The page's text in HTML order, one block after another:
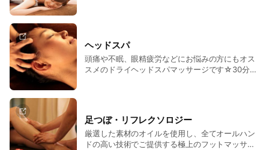
ヘッドスパ
頭痛や不眠、眼精疲労などにお悩みの方にもオス
スメのドライヘッドスパマッサージです☆30分
足つぼ・リフレクソロジー
厳選した素材のオイルを使用し、全てオールハン
ドの高い技術でご提供する極上のフットマッサー